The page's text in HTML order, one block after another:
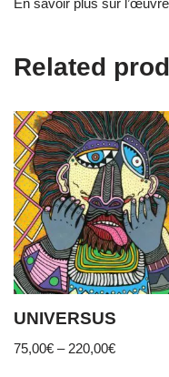
En savoir plus sur
Related
UNIVERSUS
75,00€ – 220,00€